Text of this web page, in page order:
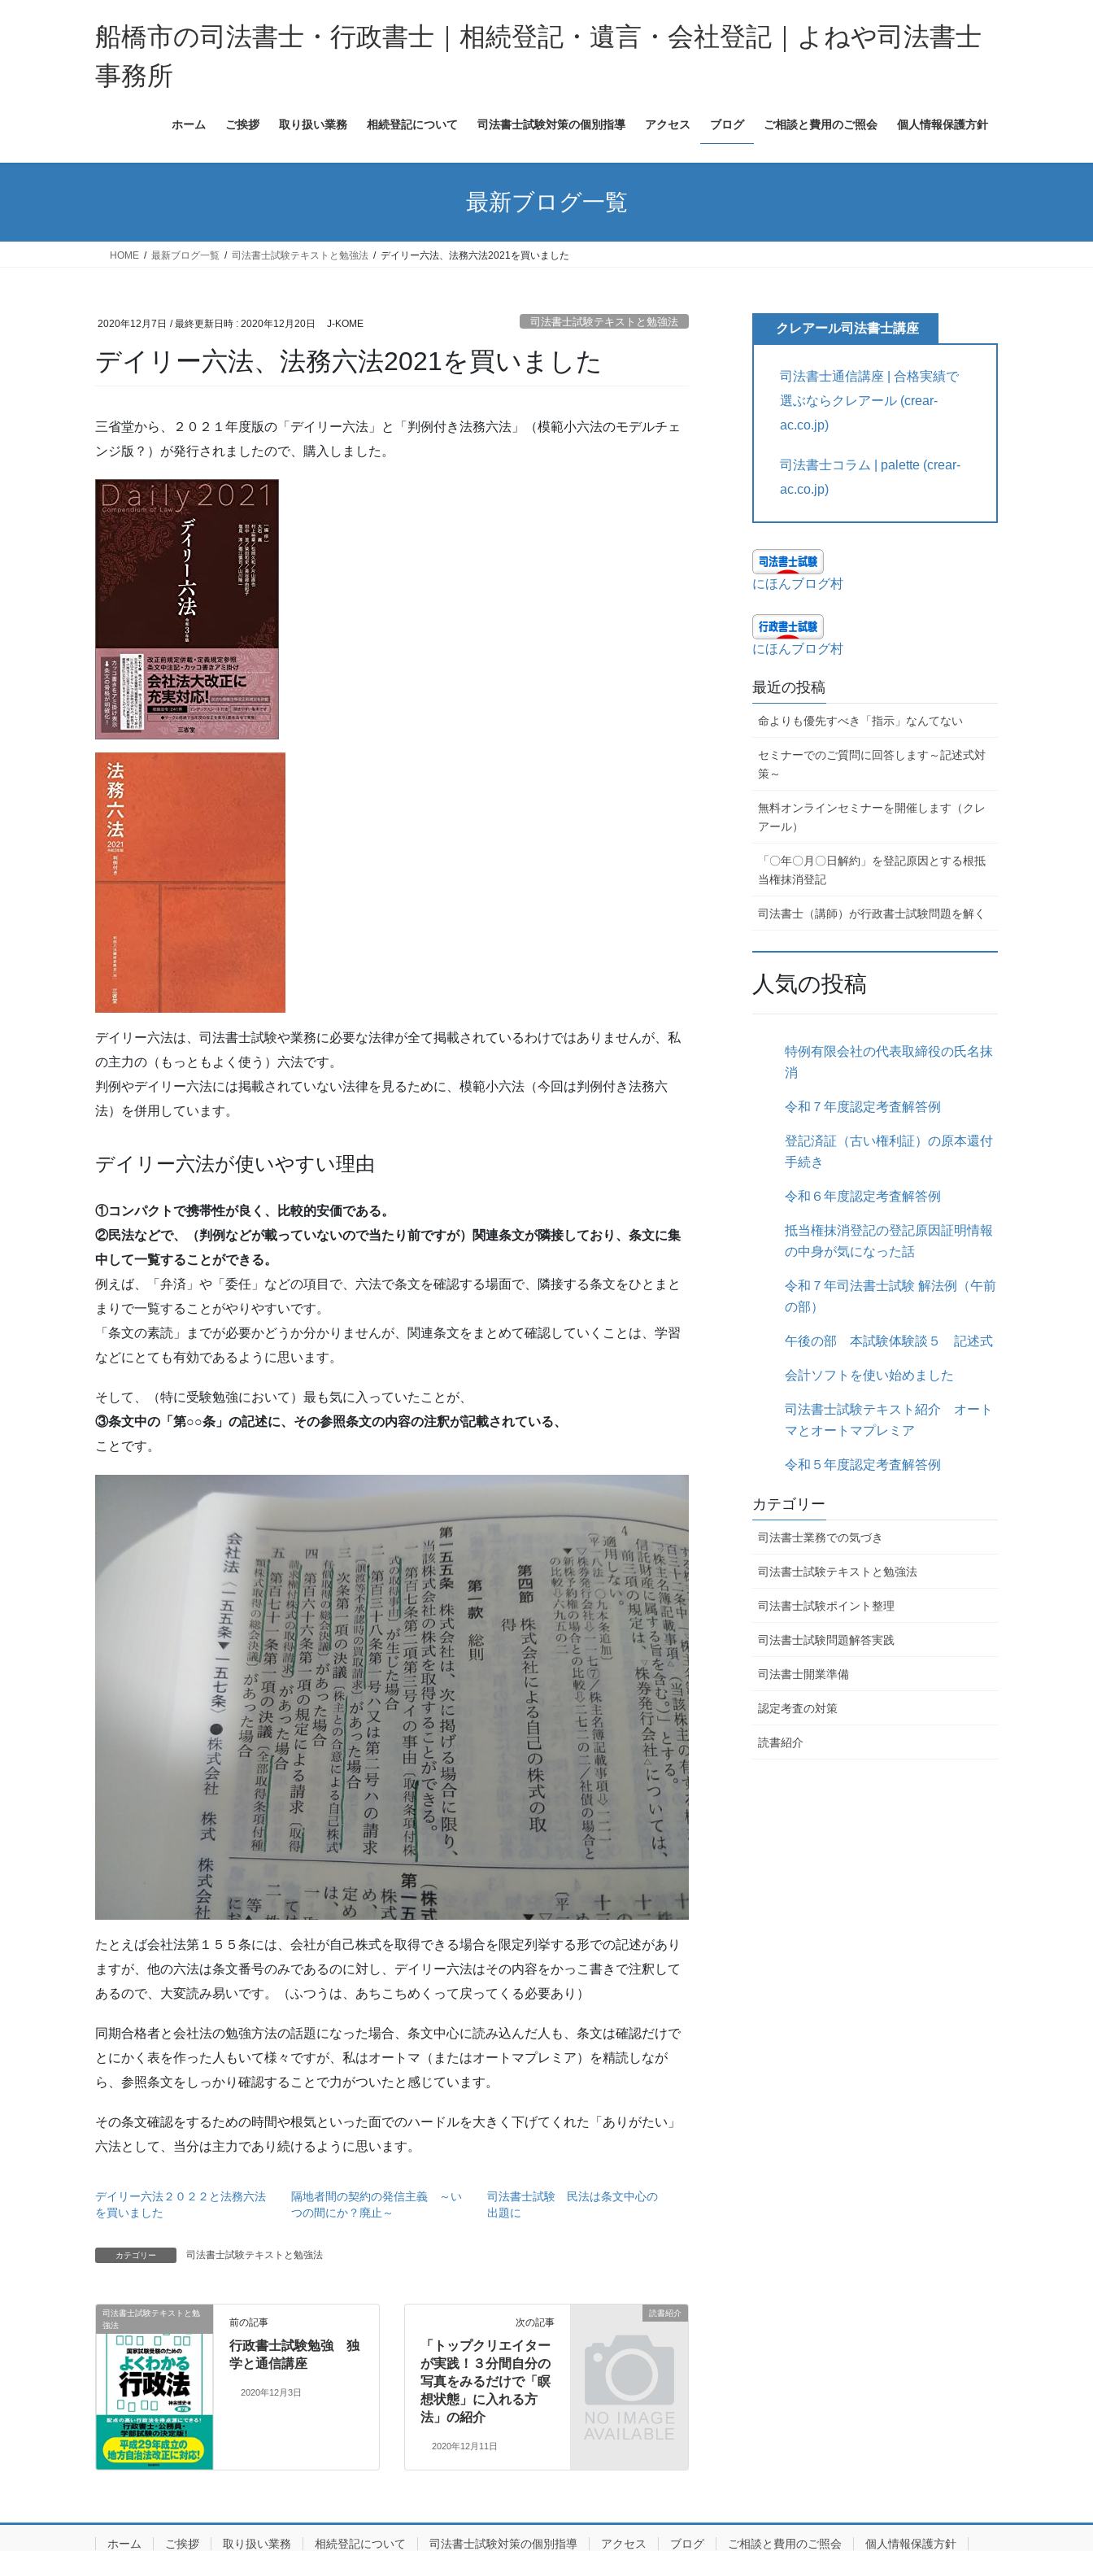
ッ
移
船橋市の司法書士・行政書士｜相続登記・遺言・会社登記｜よねや司法書士
事務所
ホーム ご挨拶 取り扱い業務 相続登記について 司法書士試験対策の個別指導 アクセス ブログ ご相談と費用のご照会 個人情報保護方針
最新ブログ一覧
HOME 最新ブログ一覧 司法書士試験テキストと勉強法 デイリー六法、法務六法2021を買いました
2020年12月7日 / 最終更新日時 : 2020年12月20日 J-KOME 司法書士試験テキストと勉強法
デイリー六法、法務六法2021を買いました
三省堂から、２０２１年度版の「デイリー六法」と「判例付き法務六法」（模範小六法のモデルチェ
ンジ版？）が発行されましたので、購入しました。
デイリー六法は、司法書士試験や業務に必要な法律が全て掲載されているわけではありませんが、私
の主力の（もっともよく使う）六法です。
判例やデイリー六法には掲載されていない法律を見るために、模範小六法（今回は判例付き法務六
法）を併用しています。
デイリー六法が使いやすい理由
①コンパクトで携帯性が良く、比較的安価である。
②民法などで、（判例などが載っていないので当たり前ですが）関連条文が隣接しており、条文に集
中して一覧することができる。
例えば、「弁済」や「委任」などの項目で、六法で条文を確認する場面で、隣接する条文をひとまと
まりで一覧することがやりやすいです。
「条文の素読」までが必要かどうか分かりませんが、関連条文をまとめて確認していくことは、学習
などにとても有効であるように思います。
そして、（特に受験勉強において）最も気に入っていたことが、
③条文中の「第○○条」の記述に、その参照条文の内容の注釈が記載されている、
ことです。
たとえば会社法第１５５条には、会社が自己株式を取得できる場合を限定列挙する形での記述があり
ますが、他の六法は条文番号のみであるのに対し、デイリー六法はその内容をかっこ書きで注釈して
あるので、大変読み易いです。（ふつうは、あちこちめくって戻ってくる必要あり）
同期合格者と会社法の勉強方法の話題になった場合、条文中心に読み込んだ人も、条文は確認だけで
とにかく表を作った人もいて様々ですが、私はオートマ（またはオートマプレミア）を精読しなが
ら、参照条文をしっかり確認することで力がついたと感じています。
その条文確認をするための時間や根気といった面でのハードルを大きく下げてくれた「ありがたい」
六法として、当分は主力であり続けるように思います。
デイリー六法２０２２と法務六法
を買いました
隔地者間の契約の発信主義 ～い
つの間にか？廃止～
司法書士試験 民法は条文中心の
出題に
カテゴリー 司法書士試験テキストと勉強法
司法書士試験テキストと勉
強法
前の記事
行政書士試験勉強 独
学と通信講座
2020年12月3日
読書紹介
次の記事
「トップクリエイター
が実践！３分間自分の
写真をみるだけで「瞑
想状態」に入れる方
法」の紹介
2020年12月11日
クレアール司法書士講座
司法書士通信講座 | 合格実績で
選ぶならクレアール (crear-
ac.co.jp)
司法書士コラム | palette (crear-
ac.co.jp)
にほんブログ村
にほんブログ村
最近の投稿
命よりも優先すべき「指示」なんてない
セミナーでのご質問に回答します～記述式対
策～
無料オンラインセミナーを開催します（クレ
アール）
「〇年〇月〇日解約」を登記原因とする根抵
当権抹消登記
司法書士（講師）が行政書士試験問題を解く
人気の投稿
特例有限会社の代表取締役の氏名抹
消
令和７年度認定考査解答例
登記済証（古い権利証）の原本還付
手続き
令和６年度認定考査解答例
抵当権抹消登記の登記原因証明情報
の中身が気になった話
令和７年司法書士試験 解法例（午前
の部）
午後の部 本試験体験談５ 記述式
会計ソフトを使い始めました
司法書士試験テキスト紹介 オート
マとオートマプレミア
令和５年度認定考査解答例
カテゴリー
司法書士業務での気づき
司法書士試験テキストと勉強法
司法書士試験ポイント整理
司法書士試験問題解答実践
司法書士開業準備
認定考査の対策
読書紹介
ホーム ご挨拶 取り扱い業務 相続登記について 司法書士試験対策の個別指導 アクセス ブログ ご相談と費用のご照会 個人情報保護方針